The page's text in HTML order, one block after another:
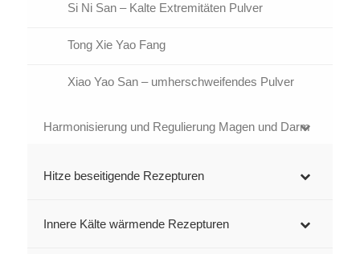
Si Ni San – Kalte Extremitäten Pulver
Tong Xie Yao Fang
Xiao Yao San – umherschweifendes Pulver
Harmonisierung und Regulierung Magen und Darm
Hitze beseitigende Rezepturen
Innere Kälte wärmende Rezepturen